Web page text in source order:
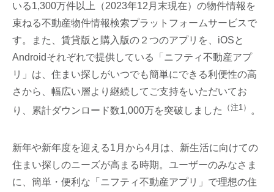
いる1,300万件以上（2023年12月末現在）の物件情報を
束ねる不動産物件情報検索プラットフォームサービスで
す。また、賃貸版と購入版の２つのアプリを、iOSと
Androidそれぞれで提供している「ニフティ不動産アプ
リ」は、住まい探しがいつでも簡単にできる利便性の高
さから、幅広い層より継続してご支持をいただいてお
り、累計ダウンロード数1,000万を突破しました
（注1） 。
新年や新年度を迎える1月から4月は、新生活に向けての
住まい探しのニーズが高まる時期。ユーザーのみなさま
に、簡単・便利な「ニフティ不動産アプリ」で理想の住